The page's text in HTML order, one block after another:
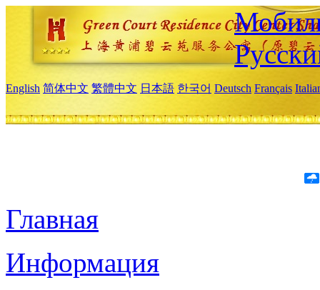
English 简体中文 繁體中文 日本語 한국어 Deutsch Français
Главная
Информация